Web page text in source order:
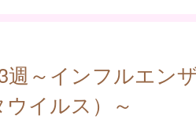
週～インフルエン
イルス）～